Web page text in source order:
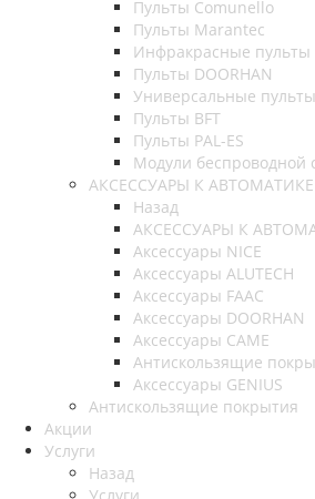
Пульты Сomunello
Пульты Marantec
Инфракрасные пульты
Пульты DOORHAN
Универсальные
Пульты BFT
Пульты PAL-ES
Модули беспроводной
АКСЕССУАРЫ К АВТОМАТИКЕ
Назад
АКСЕССУАРЫ К
Аксессуары NICE
Аксессуары ALUTECH
Аксессуары FAAC
Аксессуары DOORHAN
Аксессуары CAME
Антискользящие
Аксессуары GENIUS
Антискользящие покрытия
Акции
Услуги
Назад